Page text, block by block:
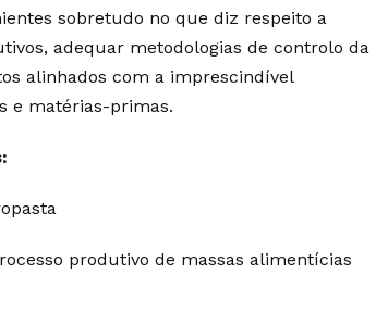
sobretudo no que diz respeito a
adequar metodologias de controlo da
alinhados com a imprescindível
e matérias-primas.
produtivo de massas alimentícias